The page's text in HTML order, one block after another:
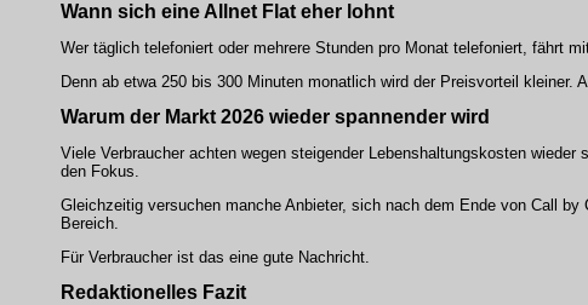
Wann sich eine Allnet Flat eher lohnt
Wer täglich telefoniert oder mehrere Stunden pro Monat telefoniert, fährt
Denn ab etwa 250 bis 300 Minuten monatlich wird der Preisvorteil
Warum der Markt 2026 wieder spannender wird
Viele Verbraucher achten wegen steigender Lebenshaltungskosten
den Fokus.
Gleichzeitig versuchen manche Anbieter, sich nach dem Ende von Call
Bereich.
Für Verbraucher ist das eine gute Nachricht.
Redaktionelles Fazit